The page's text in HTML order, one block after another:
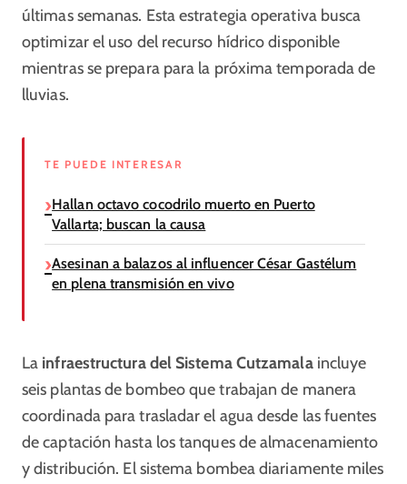
últimas semanas. Esta estrategia operativa busca
optimizar el uso del recurso hídrico disponible
mientras se prepara para la próxima temporada de
lluvias.
TE PUEDE INTERESAR
Hallan octavo cocodrilo muerto en Puerto
Vallarta; buscan la causa
Asesinan a balazos al influencer César Gastélum
en plena transmisión en vivo
La infraestructura del Sistema Cutzamalaincluye
seis plantas de bombeo que trabajan de manera
coordinada para trasladar el agua desde las fuentes
de captación hasta los tanques de almacenamiento
y distribución. El sistema bombea diariamente miles